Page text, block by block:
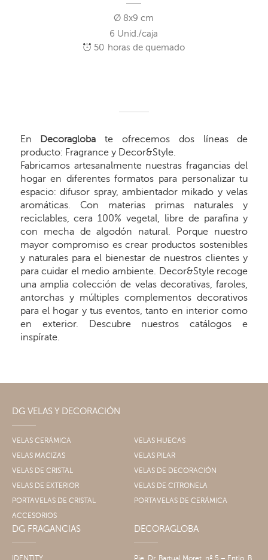
Ø 8x9 cm
6 Unid./caja
50 horas de quemado
En Decoragloba te ofrecemos dos líneas de
producto: Fragrance y Decor&Style.
Fabricamos artesanalmente nuestras fragancias del
hogar en diferentes formatos para personalizar tu
espacio: difusor spray, ambientador mikado y velas
aromáticas. Con materias primas naturales y
reciclables, cera 100% vegetal, libre de parafina y
con mecha de algodón natural. Porque nuestro
mayor compromiso es crear productos sostenibles
y naturales para el bienestar de nuestros clientes y
para cuidar el medio ambiente. Decor&Style recoge
una amplia colección de velas decorativas, faroles,
antorchas y múltiples complementos decorativos
para el hogar y tus eventos, tanto en interior como
en exterior. Descubre nuestros catálogos e
inspírate.
DG VELAS Y DECORACIÓN
VELAS CERÁMICA
VELAS HUECAS
VELAS MACIZAS
VELAS PILAR
VELAS DE CRISTAL
VELAS DE DECORACIÓN
VELAS DE EXTERIOR
VELAS DE CITRONELA
PORTAVELAS DE CRISTAL
PORTAVELAS DE CERÁMICA
ACCESORIOS
DG FRAGANCIAS DECORAGLOBA